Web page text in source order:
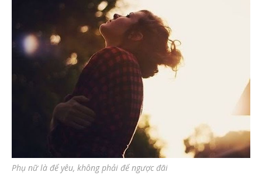
Phụ nữ là để yêu, không phải để ngược đãi